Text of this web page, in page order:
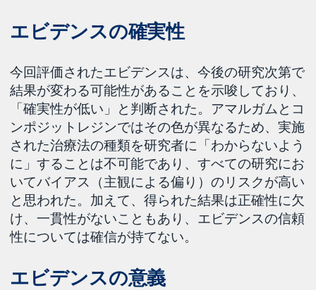
エビデンスの確実性
今回評価されたエビデンスは、今後の研究次第で
結果が変わる可能性があることを示唆しており、
「確実性が低い」と判断された。アマルガムとコ
ンポジットレジンではその色が異なるため、実施
された治療法の種類を研究者に「わからないよう
に」することは不可能であり、すべての研究にお
いてバイアス（主観による偏り）のリスクが高い
と思われた。加えて、得られた結果は正確性に欠
け、一貫性がないこともあり、エビデンスの信頼
性については確信が持てない。
エビデンスの意義